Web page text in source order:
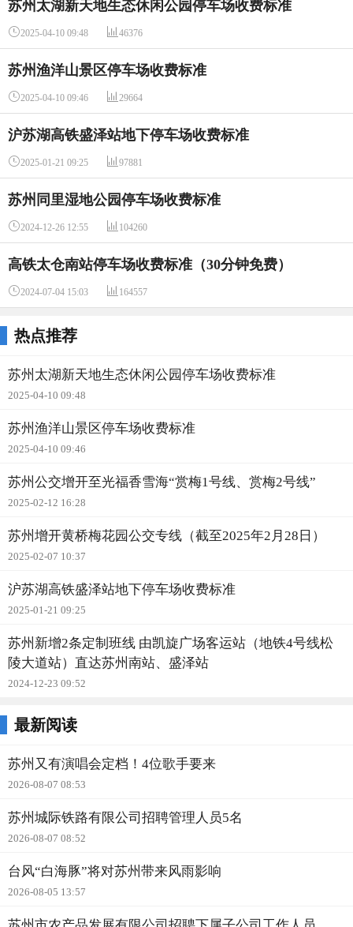
苏州太湖新天地生态休闲公园停车场收费标准
2025-04-10 09:48  46376
苏州渔洋山景区停车场收费标准
2025-04-10 09:46  29664
沪苏湖高铁盛泽站地下停车场收费标准
2025-01-21 09:25  97881
苏州同里湿地公园停车场收费标准
2024-12-26 12:55  104260
高铁太仓南站停车场收费标准（30分钟免费）
2024-07-04 15:03  164557
热点推荐
苏州太湖新天地生态休闲公园停车场收费标准
2025-04-10 09:48
苏州渔洋山景区停车场收费标准
2025-04-10 09:46
苏州公交增开至光福香雪海“赏梅1号线、赏梅2号线”
2025-02-12 16:28
苏州增开黄桥梅花园公交专线（截至2025年2月28日）
2025-02-07 10:37
沪苏湖高铁盛泽站地下停车场收费标准
2025-01-21 09:25
苏州新增2条定制班线 由凯旋广场客运站（地铁4号线松
陵大道站）直达苏州南站、盛泽站
2024-12-23 09:52
最新阅读
苏州又有演唱会定档！4位歌手要来
2026-08-07 08:53
苏州城际铁路有限公司招聘管理人员5名
2026-08-07 08:52
台风“白海豚”将对苏州带来风雨影响
2026-08-05 13:57